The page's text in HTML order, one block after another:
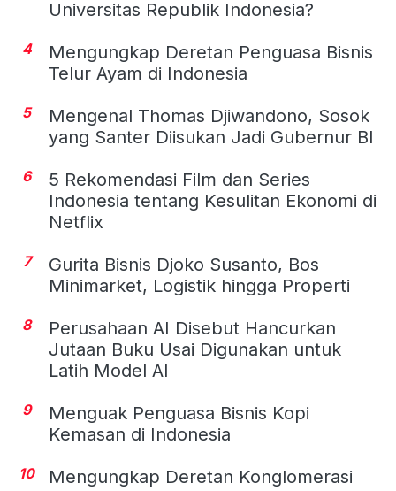
Universitas Republik Indonesia?
4
Mengungkap Deretan Penguasa Bisnis
Telur Ayam di Indonesia
5
Mengenal Thomas Djiwandono, Sosok
yang Santer Diisukan Jadi Gubernur BI
6
5 Rekomendasi Film dan Series
Indonesia tentang Kesulitan Ekonomi di
Netflix
7
Gurita Bisnis Djoko Susanto, Bos
Minimarket, Logistik hingga Properti
8
Perusahaan AI Disebut Hancurkan
Jutaan Buku Usai Digunakan untuk
Latih Model AI
9
Menguak Penguasa Bisnis Kopi
Kemasan di Indonesia
10
Mengungkap Deretan Konglomerasi